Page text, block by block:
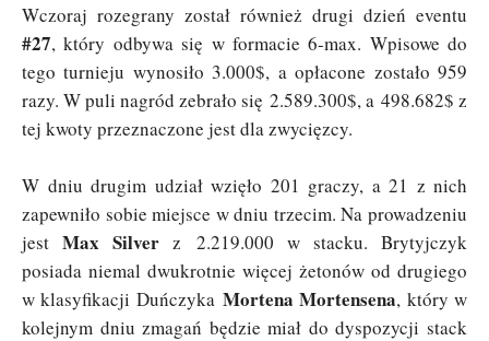
Wczoraj rozegrany został również drugi dzień eventu
#27, który odbywa się w formacie 6-max. Wpisowe do
tego turnieju wynosiło 3.000$, a opłacone zostało 959
razy. W puli nagród zebrało się 2.589.300$, a 498.682$ z
tej kwoty przeznaczone jest dla zwycięzcy.
W dniu drugim udział wzięło 201 graczy, a 21 z nich
zapewniło sobie miejsce w dniu trzecim. Na prowadzeniu
jest Max Silver z 2.219.000 w stacku. Brytyjczyk
posiada niemal dwukrotnie więcej żetonów od drugiego
w klasyfikacji Duńczyka Mortena Mortensena, który w
kolejnym dniu zmagań będzie miał do dyspozycji stack